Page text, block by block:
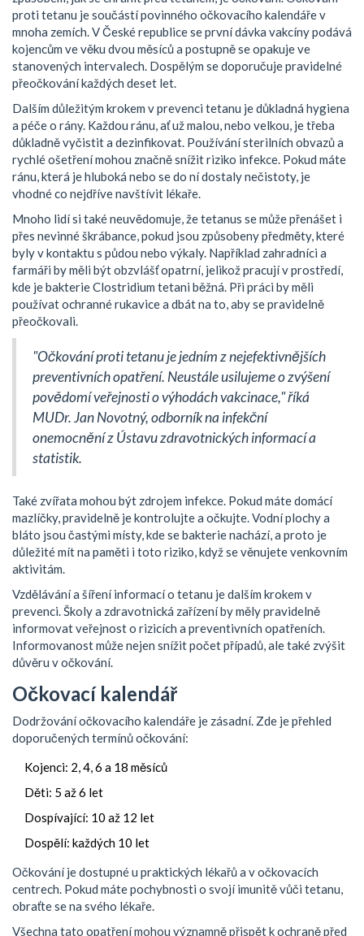
proti tetanu je součástí povinného očkovacího kalendáře v
mnoha zemích. V České republice se první dávka vakcíny podává
kojencům ve věku dvou měsíců a postupně se opakuje ve
stanovených intervalech. Dospělým se doporučuje pravidelné
přeočkování každých deset let.
Dalším důležitým krokem v prevenci tetanu je důkladná hygiena
a péče o rány. Každou ránu, ať už malou, nebo velkou, je třeba
důkladně vyčistit a dezinfikovat. Používání sterilních obvazů a
rychlé ošetření mohou značně snížit riziko infekce. Pokud máte
ránu, která je hluboká nebo se do ní dostaly nečistoty, je
vhodné co nejdříve navštívit lékaře.
Mnoho lidí si také neuvědomuje, že tetanus se může přenášet i
přes nevinné škrábance, pokud jsou způsobeny předměty, které
byly v kontaktu s půdou nebo výkaly. Například zahradníci a
farmáři by měli být obzvlášť opatrní, jelikož pracují v prostředí,
kde je bakterie Clostridium tetani běžná. Při práci by měli
používat ochranné rukavice a dbát na to, aby se pravidelně
přeočkovali.
"Očkování proti tetanu je jedním z nejefektivnějších
preventivních opatření. Neustále usilujeme o zvýšení
povědomí veřejnosti o výhodách vakcinace," říká
MUDr. Jan Novotný, odborník na infekční
onemocnění z Ústavu zdravotnických informací a
statistik.
Také zvířata mohou být zdrojem infekce. Pokud máte domácí
mazlíčky, pravidelně je kontrolujte a očkujte. Vodní plochy a
bláto jsou častými místy, kde se bakterie nachází, a proto je
důležité mít na paměti i toto riziko, když se věnujete venkovním
aktivitám.
Vzdělávání a šíření informací o tetanu je dalším krokem v
prevenci. Školy a zdravotnická zařízení by měly pravidelně
informovat veřejnost o rizicích a preventivních opatřeních.
Informovanost může nejen snížit počet případů, ale také zvýšit
důvěru v očkování.
Očkovací kalendář
Dodržování očkovacího kalendáře je zásadní. Zde je přehled
doporučených termínů očkování:
Kojenci: 2, 4, 6 a 18 měsíců
Děti: 5 až 6 let
Dospívající: 10 až 12 let
Dospělí: každých 10 let
Očkování je dostupné u praktických lékařů a v očkovacích
centrech. Pokud máte pochybnosti o svojí imunitě vůči tetanu,
obraťte se na svého lékaře.
Všechna tato opatření mohou významně přispět k ochraně před